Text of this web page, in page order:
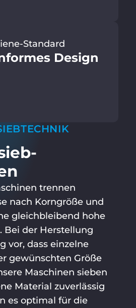
trennen
nach Korngröße und
gleichbleibend hohe
Bei der Herstellung
vor, dass einzelne
gewünschten Größe
Maschinen sieben
Material zuverlässig
es optimal für die
Standard
Design